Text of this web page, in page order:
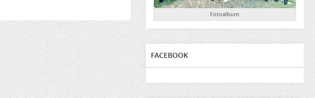
Fotoalbum
FACEBOOK